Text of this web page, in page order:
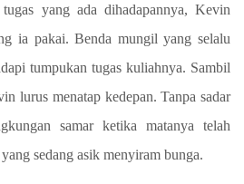
yang ada dihadapannya, Kevin
ia pakai. Benda mungil yang selalu
tumpukan tugas kuliahnya. Sambil
lurus menatap kedepan. Tanpa sadar
samar ketika matanya telah
sedang asik menyiram bunga.